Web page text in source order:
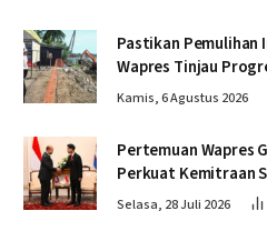
Pastikan Pemulihan
Wapres Tinjau
Krueng Tingkeum
Kamis, 6 Agustus 2026
Pertemuan Wapres
Perkuat Kemitraan
Kamboja
Selasa, 28 Juli 2026